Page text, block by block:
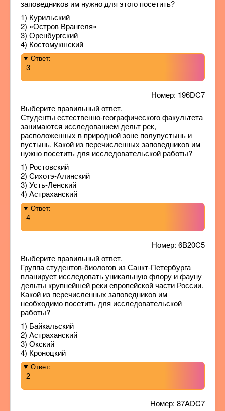
заповедников им нужно для этого посетить?
1) Курильский
2) «Остров Врангеля»
3) Оренбургский
4) Костомукшский
Ответ:
3
Номер: 196DC7
Выберите правильный ответ.
Студенты естественно-географического факультета
занимаются исследованием дельт рек,
расположенных в природной зоне полупустынь и
пустынь. Какой из перечисленных заповедников им
нужно посетить для исследовательской работы?
1) Ростовский
2) Сихотэ-Алинский
3) Усть-Ленский
4) Астраханский
Ответ:
4
Номер: 6B20C5
Выберите правильный ответ.
Группа студентов-биологов из Санкт-Петербурга
планирует исследовать уникальную флору и фауну
дельты крупнейшей реки европейской части России.
Какой из перечисленных заповедников им
необходимо посетить для исследовательской
работы?
1) Байкальский
2) Астраханский
3) Окский
4) Кроноцкий
Ответ:
2
Номер: 87ADC7